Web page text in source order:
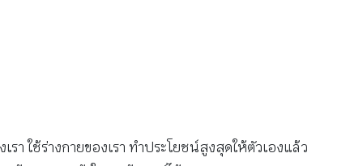
ใช้ร่างกายของเรา ทำประโยชน์สูงสุดให้ตัวเองแล้ว